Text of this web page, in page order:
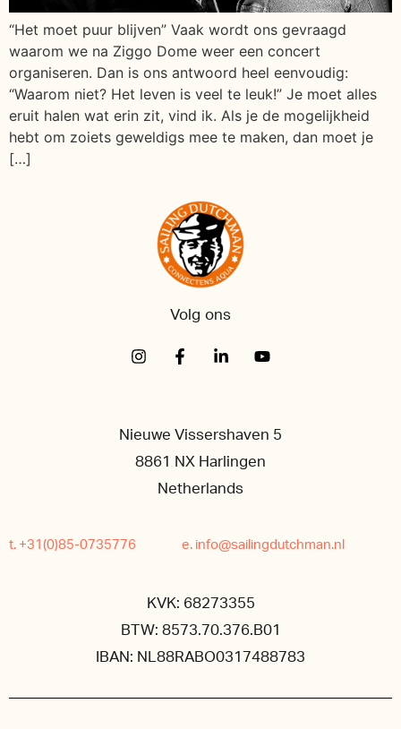
“Het moet puur blijven” Vaak wordt ons gevraagd
waarom we na Ziggo Dome weer een concert
organiseren. Dan is ons antwoord heel eenvoudig:
“Waarom niet? Het leven is veel te leuk!” Je moet alles
eruit halen wat erin zit, vind ik. Als je de mogelijkheid
hebt om zoiets geweldigs mee te maken, dan moet je
[…]
Volg ons
Nieuwe Vissershaven 5
8861 NX Harlingen
Netherlands
t. +31(0)85-0735776 e. info@sailingdutchman.nl
KVK: 68273355
BTW: 8573.70.376.B01
IBAN: NL88RABO0317488783